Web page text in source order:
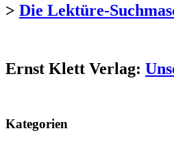
> Die Lektüre-
Ernst Klett Verlag:
Kategorien